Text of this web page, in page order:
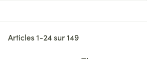
Articles1-24sur149